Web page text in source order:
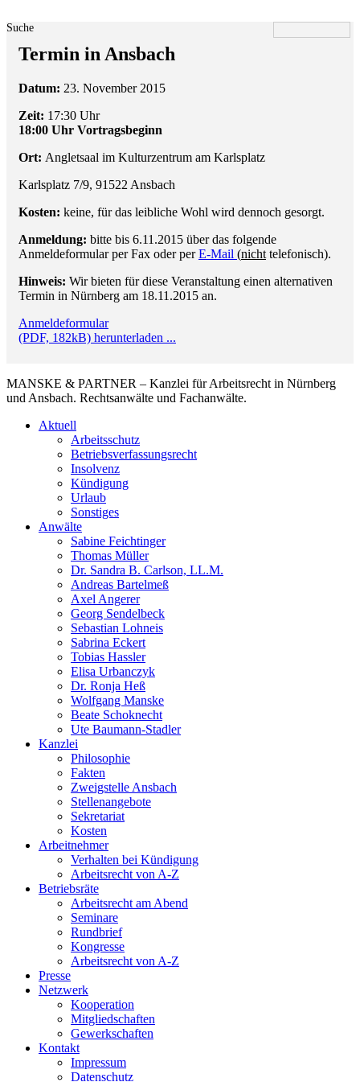
Suche
Termin in Ansbach
Datum: 23. November 2015
Zeit: 17:30 Uhr
18:00 Uhr Vortragsbeginn
Ort: Angletsaal im Kulturzentrum am Karlsplatz
Karlsplatz 7/9, 91522 Ansbach
Kosten: keine, für das leibliche Wohl wird dennoch gesorgt.
Anmeldung: bitte bis 6.11.2015 über das folgende
Anmeldeformular per Fax oder perE-Mail (nicht telefonisch).
Hinweis: Wir bieten für diese Veranstaltung einen alternativen
Termin in Nürnberg am 18.11.2015 an.
Anmeldeformular
(PDF, 182kB) herunterladen ...
MANSKE & PARTNER – Kanzlei für Arbeitsrecht in Nürnberg
und Ansbach. Rechtsanwälte und Fachanwälte.
Aktuell
Arbeitsschutz
Betriebsverfassungsrecht
Insolvenz
Kündigung
Urlaub
Sonstiges
Anwälte
Sabine Feichtinger
Thomas Müller
Dr. Sandra B. Carlson, LL.M.
Andreas Bartelmeß
Axel Angerer
Georg Sendelbeck
Sebastian Lohneis
Sabrina Eckert
Tobias Hassler
Elisa Urbanczyk
Dr. Ronja Heß
Wolfgang Manske
Beate Schoknecht
Ute Baumann-Stadler
Kanzlei
Philosophie
Fakten
Zweigstelle Ansbach
Stellenangebote
Sekretariat
Kosten
Arbeitnehmer
Verhalten bei Kündigung
Arbeitsrecht von A-Z
Betriebsräte
Arbeitsrecht am Abend
Seminare
Rundbrief
Kongresse
Arbeitsrecht von A-Z
Presse
Netzwerk
Kooperation
Mitgliedschaften
Gewerkschaften
Kontakt
Impressum
Datenschutz